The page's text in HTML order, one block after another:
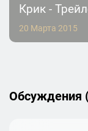
Крик -
20 Марта 2015
Обсуждения